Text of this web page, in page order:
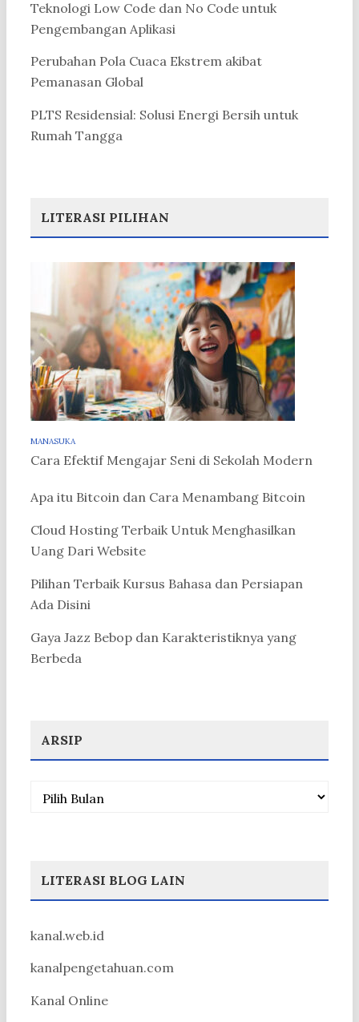
Teknologi Low Code dan No Code untuk
Pengembangan Aplikasi
Perubahan Pola Cuaca Ekstrem akibat
Pemanasan Global
PLTS Residensial: Solusi Energi Bersih untuk
Rumah Tangga
LITERASI PILIHAN
MANASUKA
Cara Efektif Mengajar Seni di Sekolah Modern
Apa itu Bitcoin dan Cara Menambang Bitcoin
Cloud Hosting Terbaik Untuk Menghasilkan
Uang Dari Website
Pilihan Terbaik Kursus Bahasa dan Persiapan
Ada Disini
Gaya Jazz Bebop dan Karakteristiknya yang
Berbeda
ARSIP
Arsip
LITERASI BLOG LAIN
kanal.web.id
kanalpengetahuan.com
Kanal Online